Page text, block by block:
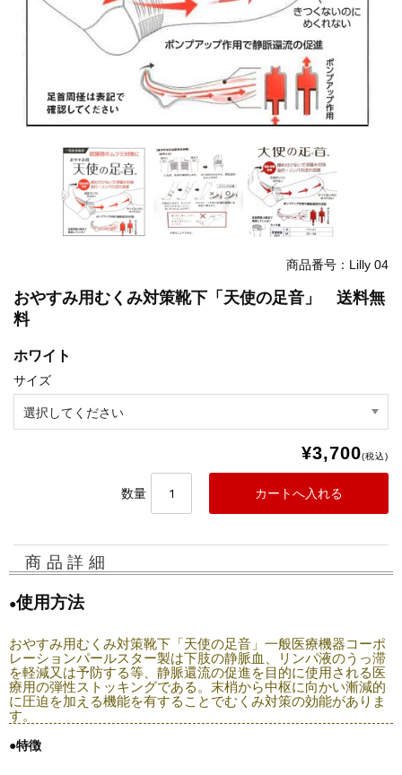
商品番号：Lilly 04
おやすみ用むくみ対策靴下「天使の足音」 送料無
料
ホワイト
サイズ
¥3,700(税込)
数量
商品詳細
●使用方法
おやすみ用むくみ対策靴下「天使の足音」一般医療機器コーポ
レーションパールスター製は下肢の静脈血、リンパ液のうっ滞
を軽減又は予防する等、静脈還流の促進を目的に使用される医
療用の弾性ストッキングである。末梢から中枢に向かい漸減的
に圧迫を加える機能を有することでむくみ対策の効能がありま
す。
●特徴